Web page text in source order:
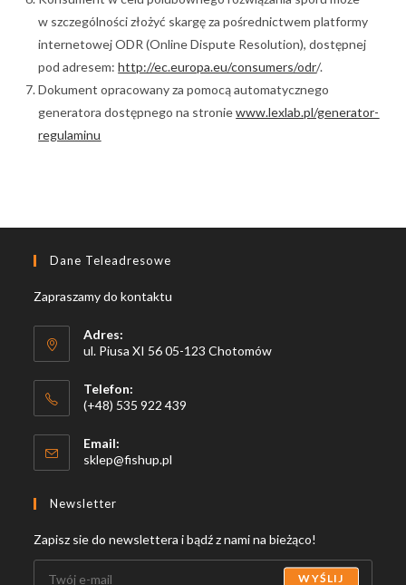
w szczególności złożyć skargę za pośrednictwem platformy
internetowej ODR (Online Dispute Resolution), dostępnej
pod adresem:http://ec.europa.eu/consumers/odr/.
Dokument opracowany za pomocą automatycznego
generatora dostępnego na stroniewww.lexlab.pl/generator-
regulaminu
Dane Teleadresowe
Zapraszamy do kontaktu
Adres:
ul. Piusa XI 56 05-123 Chotomów
Telefon:
(+48) 535 922 439
Email:
sklep@fishup.pl
Newsletter
Zapisz sie do newslettera i bądź z nami na bieżąco!
WYŚLIJ